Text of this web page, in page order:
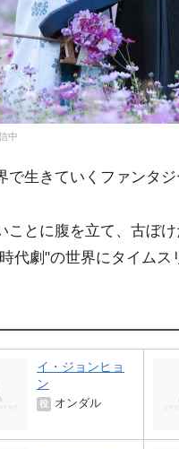
中
生きていくファンタジ
とに腹を立て、古ぼ
代劇"の世界にタイムス
イ・ジョンヒョ
ン
役 オンダル